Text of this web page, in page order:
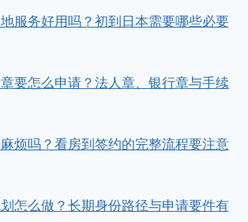
服务好用吗？初到日本需要哪些必要
要怎么申请？法人章、银行章与手续
烦吗？看房到签约的完整流程要注意
怎么做？长期身份路径与申请要件有